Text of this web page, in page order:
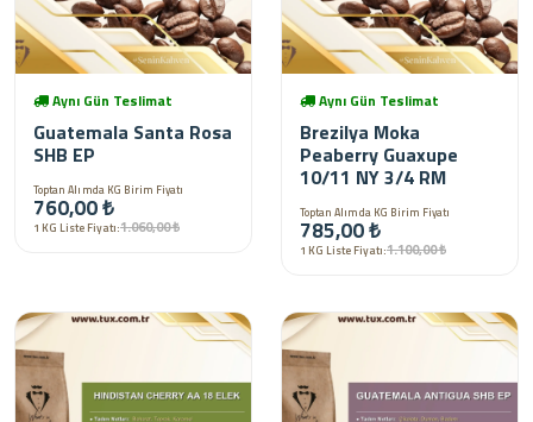
Aynı Gün Teslimat
Guatemala Santa Rosa
SHB EP
Toptan Alımda KG Birim Fiyatı
760,00 ₺
1 KG Liste Fiyatı:1.060,00 ₺
Aynı Gün Teslimat
Brezilya Moka
Peaberry Guaxupe
10/11 NY 3/4 RM
Toptan Alımda KG Birim Fiyatı
785,00 ₺
1 KG Liste Fiyatı:1.100,00 ₺